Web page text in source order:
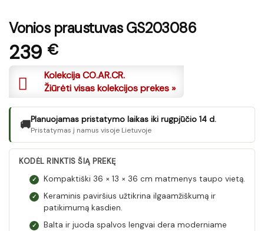
Vonios praustuvas GS203086
239 €
Kolekcija CO.AR.CR.
Žiūrėti visas kolekcijos prekes »
🚚Planuojamas pristatymo laikas iki rugpjūčio 14 d.
Pristatymas į namus visoje Lietuvoje
KODĖL RINKTIS ŠIĄ PREKĘ
✓ Kompaktiški 36 × 13 × 36 cm matmenys taupo vietą.
✓
Keraminis paviršius užtikrina ilgaamžiškumą ir
patikimumą kasdien.
✓
Balta ir juoda spalvos lengvai dera moderniame